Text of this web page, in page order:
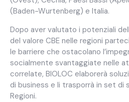
(Baden-Wurtenberg) e Italia.
Dopo aver valutato i potenziali
del valore CBE nelle regioni
le barriere che ostacolano
socialmente svantaggiate nelle
correlate, BIOLOC elaborerà
di business e li trasporrà in set
Regioni.